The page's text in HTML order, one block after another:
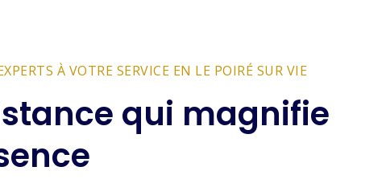
À VOTRE SERVICE EN LE POIRÉ SUR VIE
qui magnifie